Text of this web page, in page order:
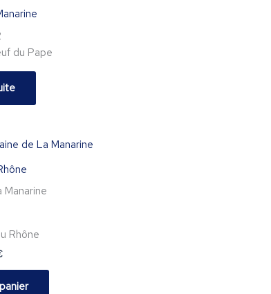
du Pape
Manarine
Rhône